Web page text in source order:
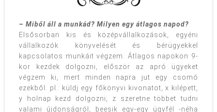
– Miből áll a munkád? Milyen egy átlagos napod?
Elsősorban kis és középvállalkozások, egyéni
vállalkozók könyvelését és bérügyekkel
kapcsolatos munkáit végzem. Átlagos napokon 9-
kor kezdek dolgozni, először az apró ügyeket
végzem ki, mert minden napra jut egy csomó
ezekből. pl.: küldj egy főkönyvi kivonatot, x kilépett,
y holnap kezd dolgozni, z szeretne többet tudni
valami újdonságról, beesik egy-egy ügyfél -néha